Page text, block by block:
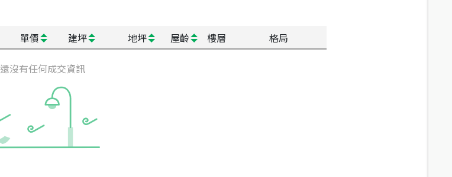
單價 建坪 地坪 屋齡 樓層 格局
還沒有任何成交資訊